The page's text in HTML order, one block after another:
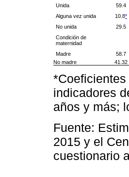
Unida
59.4
Alguna vez unida
10.8*
No unida
29.5
Condición de
maternidad
Madre
58.7
No madre
41.32
indicadores
años y más;
Fuente:
2015 y el
cuestionario